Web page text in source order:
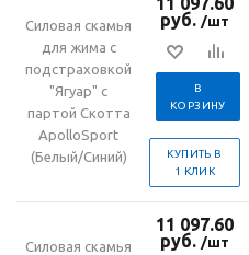
Силовая скамья
для жима с
подстраховкой
"Ягуар" с
партой Скотта
ApolloSport
(Белый/Синий)
руб. /шт
В
КОРЗИНУ
КУПИТЬ В
1 КЛИК
Силовая скамья
11 097.60
руб. /шт